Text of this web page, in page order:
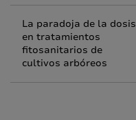
La paradoja de la dosis
en tratamientos
fitosanitarios de
cultivos arbóreos